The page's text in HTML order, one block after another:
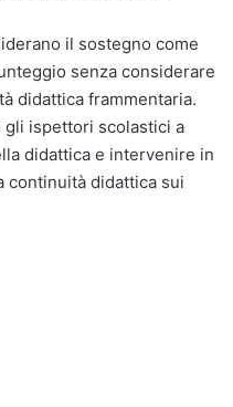
il sostegno come
senza considerare
didattica frammentaria.
ispettori scolastici a
didattica e intervenire in
continuità didattica sui